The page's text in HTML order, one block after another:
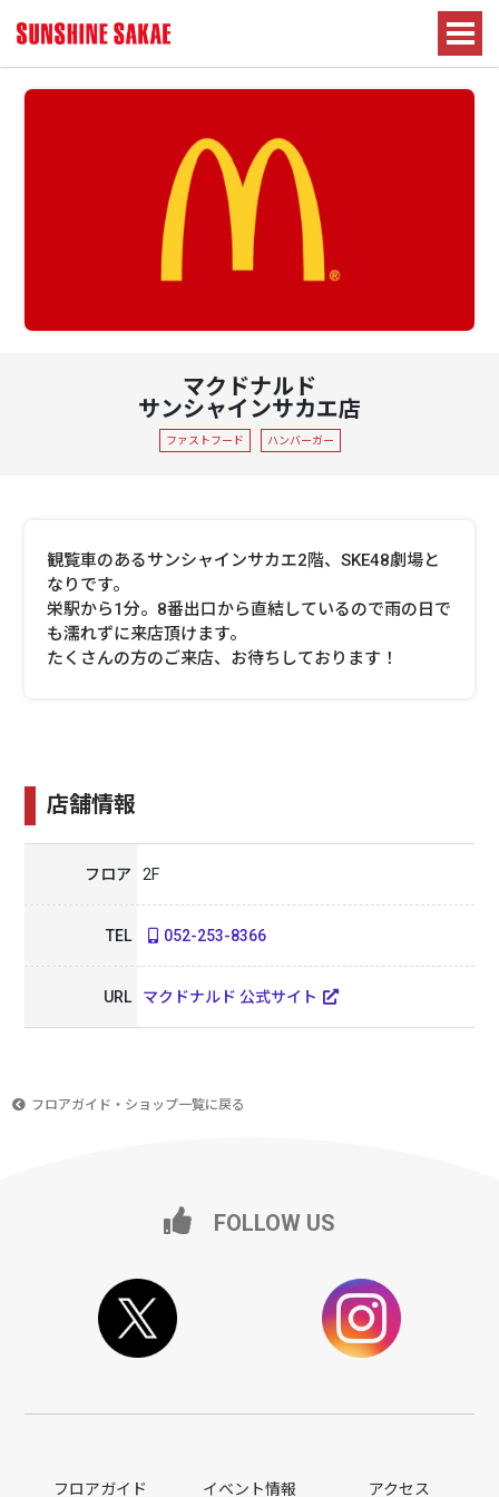
マクドナルド
サンシャインサカエ店
ファストフード ハンバーガー
観覧車のあるサンシャインサカエ2階、SKE48劇場と
なりです。
栄駅から1分。8番出口から直結しているので雨の日で
も濡れずに来店頂けます。
たくさんの方のご来店、お待ちしております！
店舗情報
フロア 2F
TEL 052-253-8366
URL マクドナルド 公式サイト
フロアガイド・ショップ一覧に戻る
FOLLOW US
フロアガイド イベント情報 アクセス